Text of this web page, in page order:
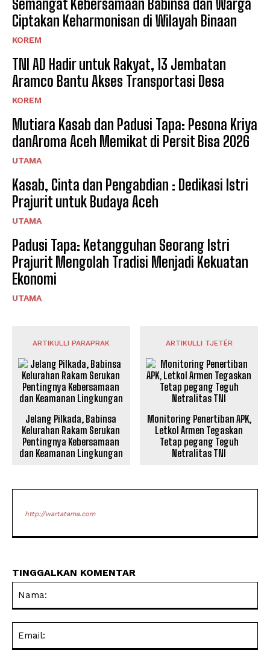
Semangat Kebersamaan Babinsa dan Warga
Ciptakan Keharmonisan di Wilayah Binaan
KOREM
TNI AD Hadir untuk Rakyat, 13 Jembatan
Aramco Bantu Akses Transportasi Desa
KOREM
Mutiara Kasab dan Padusi Tapa: Pesona Kriya
danAroma Aceh Memikat di Persit Bisa 2026
UTAMA
Kasab, Cinta dan Pengabdian : Dedikasi Istri
Prajurit untuk Budaya Aceh
UTAMA
Padusi Tapa: Ketangguhan Seorang Istri
Prajurit Mengolah Tradisi Menjadi Kekuatan
Ekonomi
UTAMA
ARTIKULLI PARAPRAK
Jelang Pilkada, Babinsa
Kelurahan Rakam Serukan
Pentingnya Kebersamaan
dan Keamanan Lingkungan
ARTIKULLI TJETËR
Monitoring Penertiban APK,
Letkol Armen Tegaskan
Tetap pegang Teguh
Netralitas TNI
http://wartatama.com
TINGGALKAN KOMENTAR